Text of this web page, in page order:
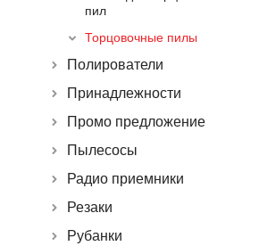
пил
Торцовочные пилы
Полирователи
Принадлежности
Промо предложение
Пылесосы
Радио приемники
Резаки
Рубанки